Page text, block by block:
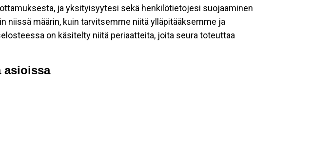
ja yksityisyytesi sekä henkilötietojesi suojaaminen
niissä määrin, kuin tarvitsemme niitä ylläpitääksemme ja
on käsitelty niitä periaatteita, joita seura toteuttaa
asioissa